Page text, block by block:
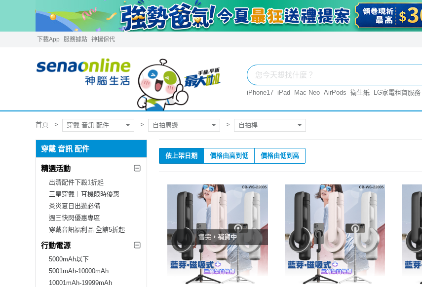
下載App 服務據點 神揚保代
iPhone17 iPad Mac Neo AirPods 衛生紙 LG家電租賃服務
首頁 穿戴 音訊 配件 自拍周邊 自拍桿
穿戴 音訊 配件
精選活動
出清配件下殺1折起
三星穿戴｜耳機限時優惠
炎炎夏日出遊必備
週三快閃優惠專區
穿戴音訊福利品 全館5折起
行動電源
5000mAh以下
5001mAh-10000mAh
10001mAh-19999mAh
依上架日期 價格由高到低 價格由低到高
售完，補貨中